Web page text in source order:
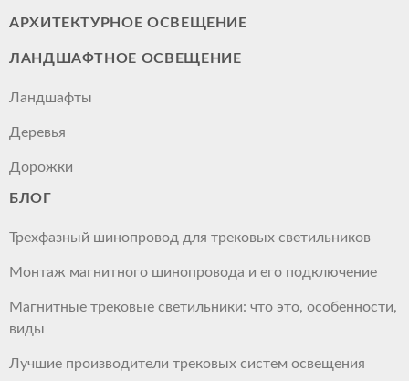
АРХИТЕКТУРНОЕ ОСВЕЩЕНИЕ
ЛАНДШАФТНОЕ ОСВЕЩЕНИЕ
Ландшафты
Деревья
Дорожки
БЛОГ
Трехфазный шинопровод для трековых светильников
Монтаж магнитного шинопровода и его подключение
Магнитные трековые светильники: что это, особенности,
виды
Лучшие производители трековых систем освещения